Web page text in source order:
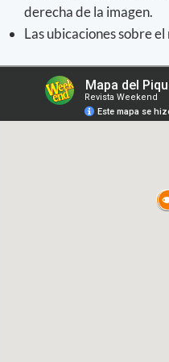
derecha de la imagen.
Las ubicaciones sobre